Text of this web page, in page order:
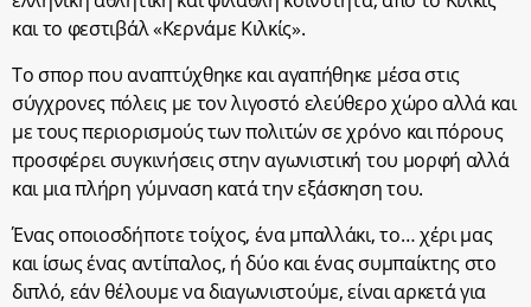
και το φεστιβάλ «Κερνάμε Κιλκίς».
Το σπορ που αναπτύχθηκε και αγαπήθηκε μέσα στις
σύγχρονες πόλεις με τον λιγοστό ελεύθερο χώρο αλλά και
με τους περιορισμούς των πολιτών σε χρόνο και πόρους
προσφέρει συγκινήσεις στην αγωνιστική του μορφή αλλά
και μια πλήρη γύμναση κατά την εξάσκηση του.
Ένας οποιοσδήποτε τοίχος, ένα μπαλλάκι, το… χέρι μας
και ίσως ένας αντίπαλος, ή δύο και ένας συμπαίκτης στο
διπλό, εάν θέλουμε να διαγωνιστούμε, είναι αρκετά για